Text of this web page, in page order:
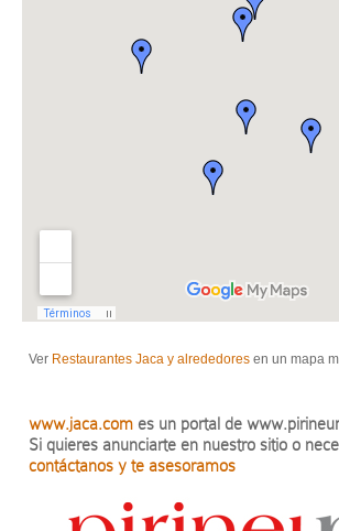
Ver Restaurantes Jaca y alrededores en un mapa
www.jaca.com es un portal de
Si quieres anunciarte en nuestro sitio o
contáctanos y te asesoramos